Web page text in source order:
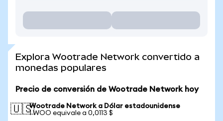
Explora Wootrade Network convertido a
monedas populares
Precio de conversión de Wootrade Network hoy
🇺🇸Wootrade Network a Dólar estadounidense
1 WOO equivale a 0,0113 $